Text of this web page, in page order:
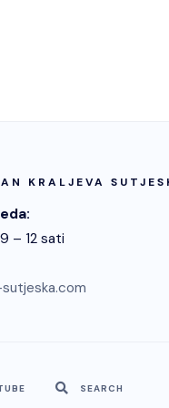
KRALJEVA
– 12 sati
SEARCH